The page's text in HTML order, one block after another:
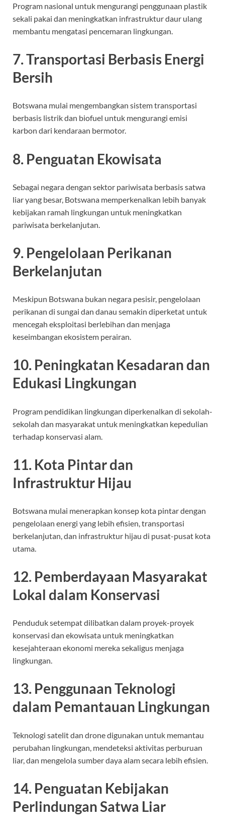
Program nasional untuk mengurangi penggunaan plastik
sekali pakai dan meningkatkan infrastruktur daur ulang
membantu mengatasi pencemaran lingkungan.
7. Transportasi Berbasis Energi
Bersih
Botswana mulai mengembangkan sistem transportasi
berbasis listrik dan biofuel untuk mengurangi emisi
karbon dari kendaraan bermotor.
8. Penguatan Ekowisata
Sebagai negara dengan sektor pariwisata berbasis satwa
liar yang besar, Botswana memperkenalkan lebih banyak
kebijakan ramah lingkungan untuk meningkatkan
pariwisata berkelanjutan.
9. Pengelolaan Perikanan
Berkelanjutan
Meskipun Botswana bukan negara pesisir, pengelolaan
perikanan di sungai dan danau semakin diperketat untuk
mencegah eksploitasi berlebihan dan menjaga
keseimbangan ekosistem perairan.
10. Peningkatan Kesadaran dan
Edukasi Lingkungan
Program pendidikan lingkungan diperkenalkan di sekolah-
sekolah dan masyarakat untuk meningkatkan kepedulian
terhadap konservasi alam.
11. Kota Pintar dan
Infrastruktur Hijau
Botswana mulai menerapkan konsep kota pintar dengan
pengelolaan energi yang lebih efisien, transportasi
berkelanjutan, dan infrastruktur hijau di pusat-pusat kota
utama.
12. Pemberdayaan Masyarakat
Lokal dalam Konservasi
Penduduk setempat dilibatkan dalam proyek-proyek
konservasi dan ekowisata untuk meningkatkan
kesejahteraan ekonomi mereka sekaligus menjaga
lingkungan.
13. Penggunaan Teknologi
dalam Pemantauan Lingkungan
Teknologi satelit dan drone digunakan untuk memantau
perubahan lingkungan, mendeteksi aktivitas perburuan
liar, dan mengelola sumber daya alam secara lebih efisien.
14. Penguatan Kebijakan
Perlindungan Satwa Liar